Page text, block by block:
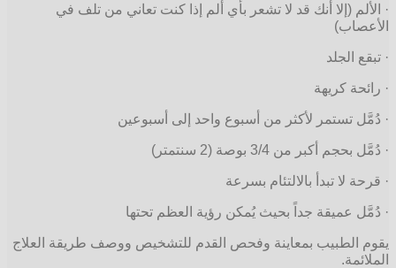
· الألم (إلا أنك قد لا تشعر بأي ألم إذا كنت تعاني من تلف في
الأعصاب)
· تبقع الجلد
· رائحة كريهة
· دُمَّل تستمر لأكثر من أسبوع واحد إلى أسبوعين
· دُمَّل بحجم أكبر من 3/4 بوصة (2 سنتمتر)
· قرحة لا تبدأ بالالتئام بسرعة
· دُمَّل عميقة جداً بحيث يُمكن رؤية العظم تحتها
يقوم الطبيب بمعاينة وفحص القدم للتشخيص ووصف طريقة العلاج
الملائمة.